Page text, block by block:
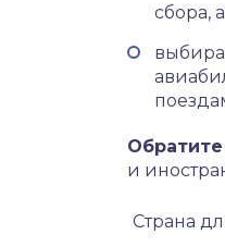
сбора,
и
Страна